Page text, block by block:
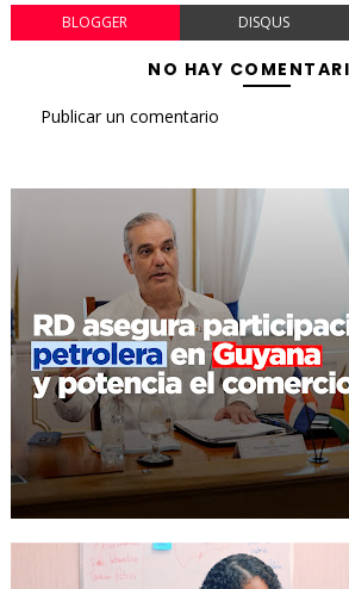
BLOGGER DISQUS
NO HAY
Publicar un comentario